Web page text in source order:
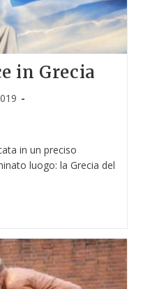
in Grecia
in un preciso
luogo: la Grecia del